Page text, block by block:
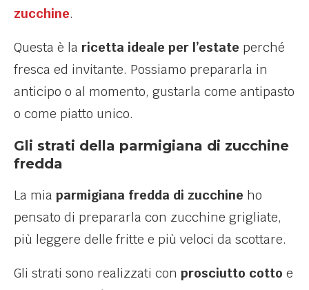
zucchine.
Questa è la ricetta ideale per l’estate perché
fresca ed invitante. Possiamo prepararla in
anticipo o al momento, gustarla come antipasto
o come piatto unico.
Gli strati della parmigiana di zucchine
fredda
La mia parmigiana fredda di zucchine ho
pensato di prepararla con zucchine grigliate,
più leggere delle fritte e più veloci da scottare.
Gli strati sono realizzati con prosciutto cotto e